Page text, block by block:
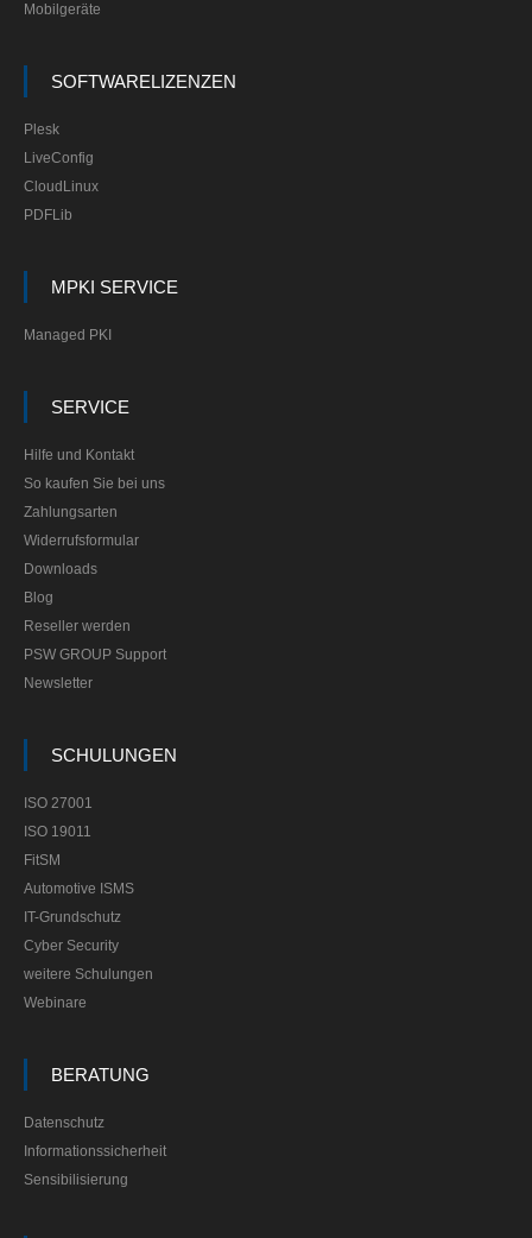
Mobilgeräte
SOFTWARELIZENZEN
Plesk
LiveConfig
CloudLinux
PDFLib
MPKI SERVICE
Managed PKI
SERVICE
Hilfe und Kontakt
So kaufen Sie bei uns
Zahlungsarten
Widerrufsformular
Downloads
Blog
Reseller werden
PSW GROUP Support
Newsletter
SCHULUNGEN
ISO 27001
ISO 19011
FitSM
Automotive ISMS
IT-Grundschutz
Cyber Security
weitere Schulungen
Webinare
BERATUNG
Datenschutz
Informationssicherheit
Sensibilisierung